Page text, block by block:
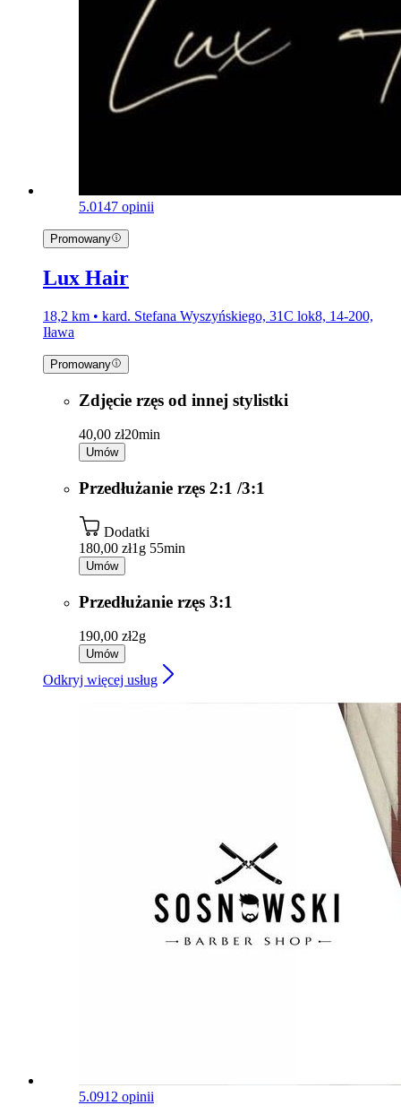
5.0147 opinii
Promowany
Lux Hair
18,2 km • kard. Stefana Wyszyńskiego, 31C lok8, 14-200,
Iława
Promowany
Zdjęcie rzęs od innej stylistki
40,00 zł20min
Umów
Przedłużanie rzęs 2:1 /3:1
Dodatki
180,00 zł1g 55min
Umów
Przedłużanie rzęs 3:1
190,00 zł2g
Umów
Odkryj więcej usług
5.0912 opinii